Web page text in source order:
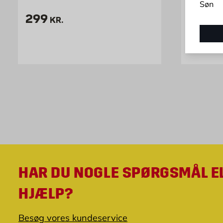
Søn
Pris 299 kr. /stk
299 KR.
Pris
HAR DU NOGLE SPØRGSMÅL
HJÆLP?
Besøg vores kundeservice